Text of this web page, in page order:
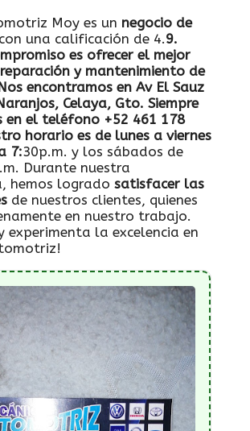
Moy es un negocio de
con una calificación de 4.9.
es ofrecer el mejor
reparación y mantenimiento de
encontramos en Av El Sauz
Celaya, Gto. Siempre
en el teléfono +52 461 178
horario es de lunes a viernes
7:30p.m. y los sábados de
Durante nuestra
hemos logrado satisfacer las
de nuestros clientes, quienes
en nuestro trabajo.
experimenta la excelencia en